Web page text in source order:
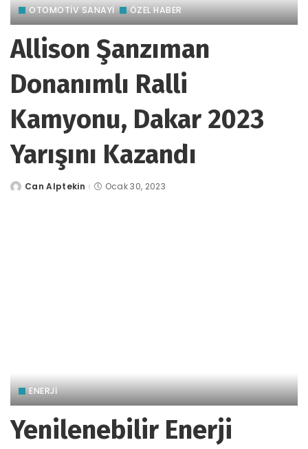
OTOMOTIV SANAYI ÖZEL HABER
Allison Şanzıman
Donanımlı Ralli
Kamyonu, Dakar 2023
Yarışını Kazandı
tarafından
Can Alptekin Ocak 30, 2023
ENERJİ
Yenilenebilir Enerji